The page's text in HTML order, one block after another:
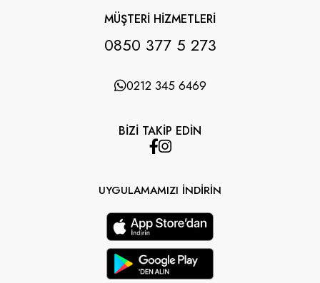
MÜŞTERİ HİZMETLERİ
0850 377 5 273
0212 345 6469
BİZİ TAKİP EDİN
UYGULAMAMIZI İNDİRİN